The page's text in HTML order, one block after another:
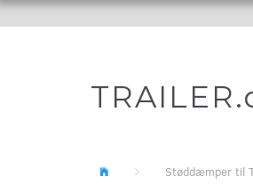
Støddæmper til